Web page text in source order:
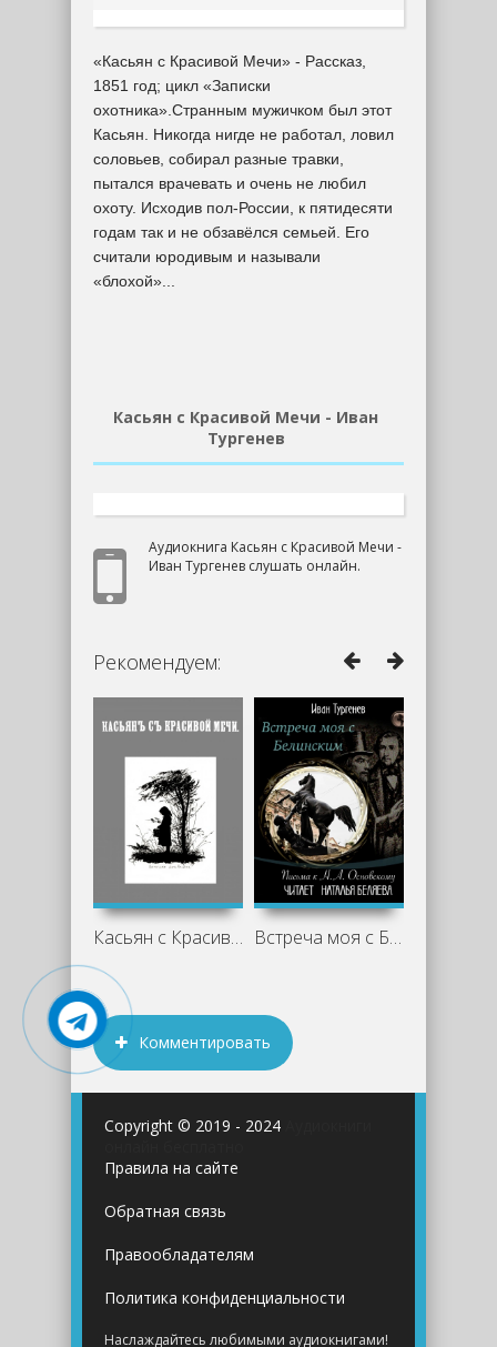
«Касьян с Красивой Мечи» - Рассказ,
1851 год; цикл «Записки
охотника».Странным мужичком был этот
Касьян. Никогда нигде не работал, ловил
соловьев, собирал разные травки,
пытался врачевать и очень не любил
охоту. Исходив пол-России, к пятидесяти
годам так и не обзавёлся семьей. Его
считали юродивым и называли
«блохой»...
Касьян с Красивой Мечи - Иван
Тургенев
Аудиокнига Касьян с Красивой Мечи -
Иван Тургенев слушать онлайн.
Рекомендуем:
Касьян с Красивой Мечи - Иван Тургенев Встреча моя с Белинским - Иван Тургенев
Комментировать
Copyright © 2019 - 2024
Правила на сайте
Обратная связь
Правообладателям
Политика конфиденциальности
Наслаждайтесь любимыми аудиокнигами!